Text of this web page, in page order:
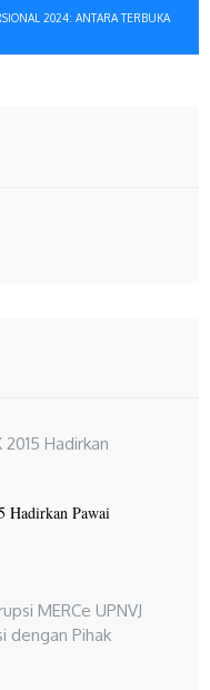
2024: ANTARA TERBUKA
Hadirkan Pawai